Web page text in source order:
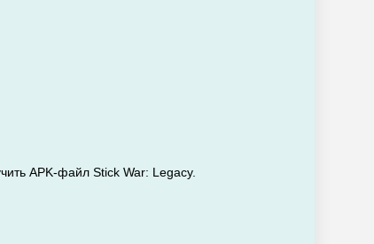
APK-файл Stick War: Legacy.